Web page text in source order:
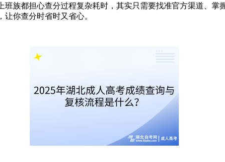
班族都担心查分过程复杂耗时，其实只需要找准官方渠道、
你查分时省时又省心。